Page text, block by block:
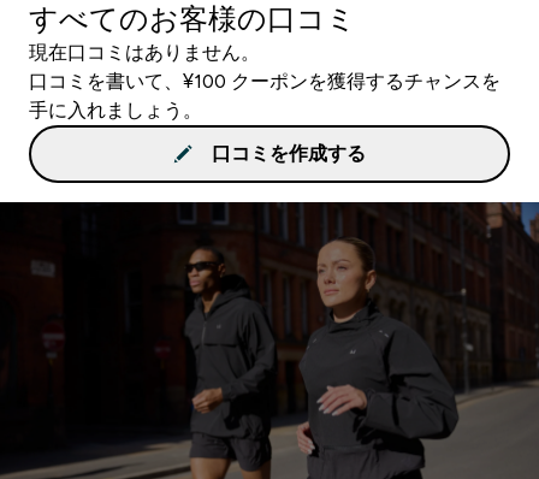
すべてのお客様の口コミ
現在口コミはありません。
口コミを書いて、¥100 クーポンを獲得するチャンスを
手に入れましょう。
口コミを作成する